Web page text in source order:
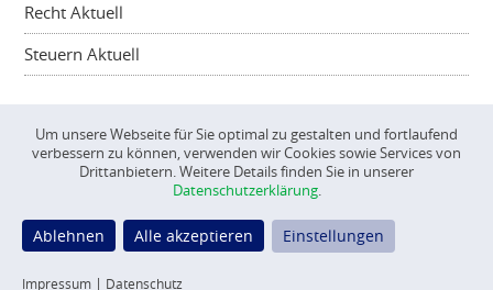
Recht Aktuell
Steuern Aktuell
CONSCIENTA© 2026
Datenschutz
Datenschutz Einstellungen
Um unsere Webseite für Sie optimal zu gestalten und fortlaufend
verbessern zu können, verwenden wir Cookies sowie Services von
Drittanbietern. Weitere Details finden Sie in unserer
Datenschutzerklärung.
Impressum | Datenschutz
Einstellungen
Ablehnen Alle akzeptieren